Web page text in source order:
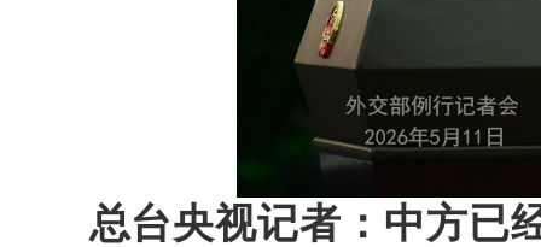
总台央视记者：中方已